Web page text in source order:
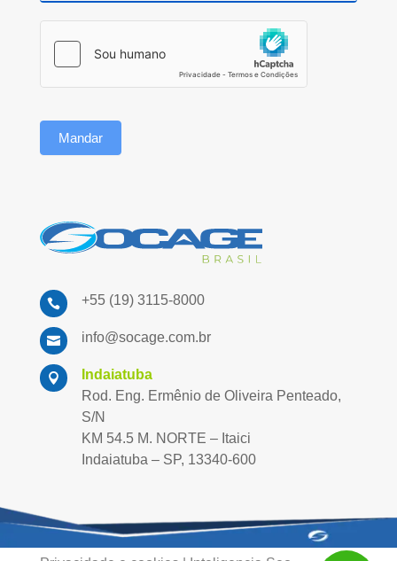
Mandar
 +55 (19) 3115-8000
 info@socage.com.br

Indaiatuba
Rod. Eng. Ermênio de Oliveira Penteado,
S/N
KM 54.5 M. NORTE – Itaici
Indaiatuba – SP, 13340-600